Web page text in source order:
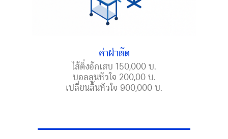
ค่าผ่าตัด
ไส้ติ่งอักเสบ 150,000 บ.
บอลลูนหัวใจ 200,00 บ.
เปลี่ยนลิ้นหัวใจ 900,000 บ.